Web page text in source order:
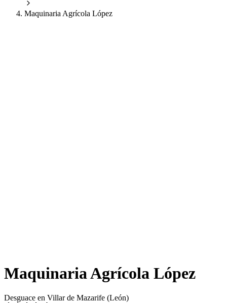
Maquinaria Agrícola López
Maquinaria Agrícola López
Desguace en Villar de Mazarife (León)